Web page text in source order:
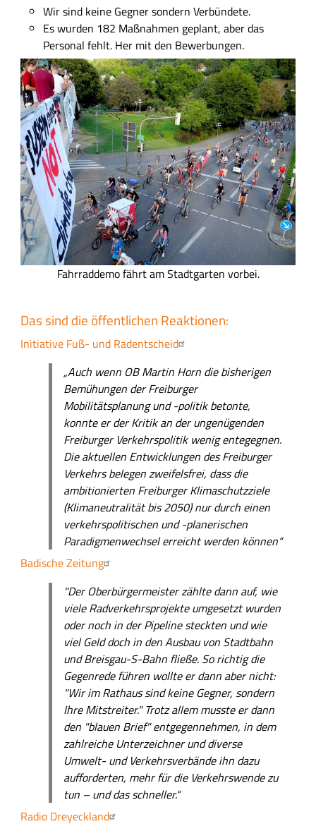
Wir sind keine Gegner sondern Verbündete.
Es wurden 182 Maßnahmen geplant, aber das
Personal fehlt. Her mit den Bewerbungen.
B
i
l
d
r
r
m
b
Fahrraddemo fährt am Stadtgarten vorbei.
Das sind die öffentlichen Reaktionen:
Initiative Fuß- und Radentscheid
„Auch wenn OB Martin Horn die bisherigen
Bemühungen der Freiburger
Mobilitätsplanung und -politik betonte,
konnte er der Kritik an der ungenügenden
Freiburger Verkehrspolitik wenig entegegnen.
Die aktuellen Entwicklungen des Freiburger
Verkehrs belegen zweifelsfrei, dass die
ambitionierten Freiburger Klimaschutzziele
(Klimaneutralität bis 2050) nur durch einen
verkehrspolitischen und -planerischen
Paradigmenwechsel erreicht werden können“
Badische Zeitung
"Der Oberbürgermeister zählte dann auf, wie
viele Radverkehrsprojekte umgesetzt wurden
oder noch in der Pipeline steckten und wie
viel Geld doch in den Ausbau von Stadtbahn
und Breisgau-S-Bahn fließe. So richtig die
Gegenrede führen wollte er dann aber nicht:
"Wir im Rathaus sind keine Gegner, sondern
Ihre Mitstreiter." Trotz allem musste er dann
den "blauen Brief" entgegennehmen, in dem
zahlreiche Unterzeichner und diverse
Umwelt- und Verkehrsverbände ihn dazu
aufforderten, mehr für die Verkehrswende zu
tun – und das schneller.“
Radio Dreyeckland